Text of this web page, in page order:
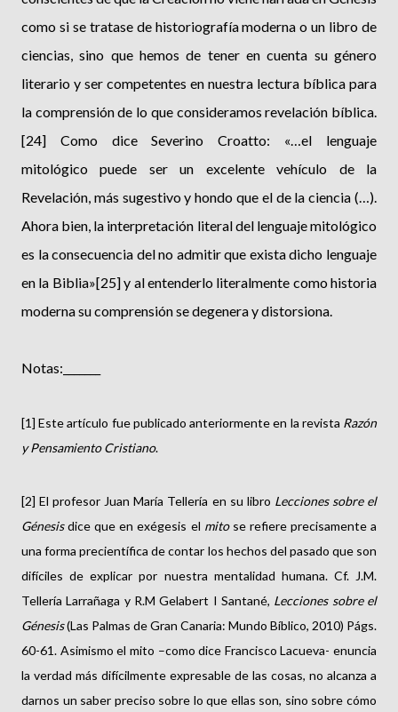
como si se tratase de historiografía moderna o un libro de
ciencias, sino que hemos de tener en cuenta su género
literario y ser competentes en nuestra lectura bíblica para
la comprensión de lo que consideramos revelación bíblica.
[24] Como dice Severino Croatto: «…el lenguaje
mitológico puede ser un excelente vehículo de la
Revelación, más sugestivo y hondo que el de la ciencia (…).
Ahora bien, la interpretación literal del lenguaje mitológico
es la consecuencia del no admitir que exista dicho lenguaje
en la Biblia»[25] y al entenderlo literalmente como historia
moderna su comprensión se degenera y distorsiona.
Notas:_______
[1] Este artículo fue publicado anteriormente en la revista Razón
y Pensamiento Cristiano.
[2] El profesor Juan María Tellería en su libro Lecciones sobre el
Génesisdice que en exégesis el mitose refiere precisamente a
una forma precientífica de contar los hechos del pasado que son
difíciles de explicar por nuestra mentalidad humana. Cf. J.M.
Tellería Larrañaga y R.M Gelabert I Santané, Lecciones sobre el
Génesis(Las Palmas de Gran Canaria: Mundo Bíblico, 2010) Págs.
60-61. Asimismo el mito –como dice Francisco Lacueva- enuncia
la verdad más difícilmente expresable de las cosas, no alcanza a
darnos un saber preciso sobre lo que ellas son, sino sobre cómo